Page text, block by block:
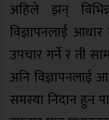
अहिले झन्
विज्ञापनलाई
उपचार गर्ने र ती
अनि विज्ञापनलाई
समस्या निदान हुन